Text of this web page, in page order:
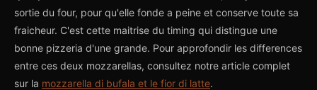
sortie du four, pour qu'elle fonde a peine et conserve toute sa
fraicheur. C'est cette maitrise du timing qui distingue une
bonne pizzeria d'une grande. Pour approfondir les differences
entre ces deux mozzarellas, consultez notre article complet
sur la mozzarella di bufala et le fior di latte.